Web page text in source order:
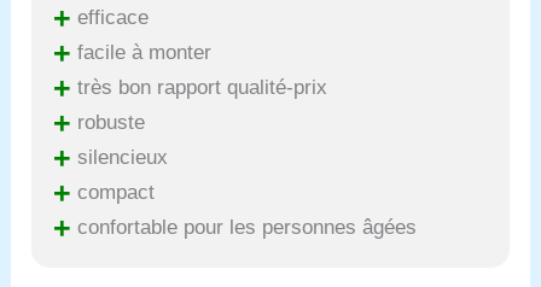
+ efficace
+ facile à monter
+ très bon rapport qualité-prix
+ robuste
+ silencieux
+ compact
+ confortable pour les personnes âgées